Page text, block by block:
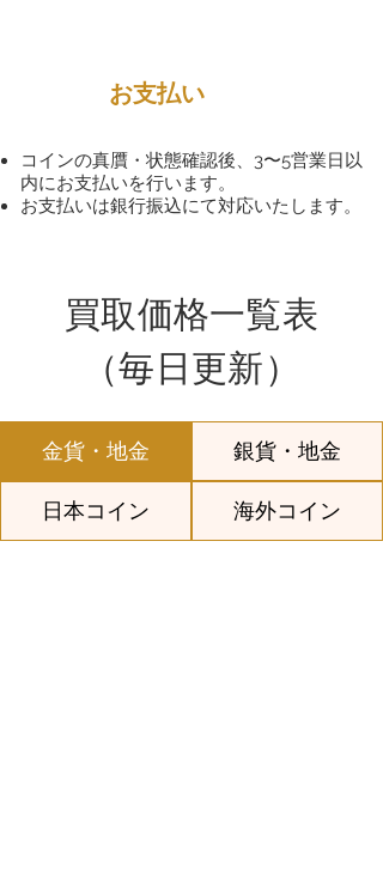
お支払い
コインの真贋・状態確認後、3〜5営業日以
内にお支払いを行います。
お支払いは銀行振込にて対応いたします。
買取価格一覧表
（毎日更新）
金貨・地金 銀貨・地金
日本コイン 海外コイン